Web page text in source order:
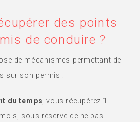
des points
de conduire ?
de mécanismes permettant de
sur son permis :
du temps , vous récupérez 1
sous réserve de ne pas